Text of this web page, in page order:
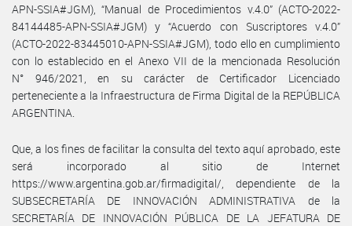
APN-SSIA#JGM), “Manual de Procedimientos v.4.0” (ACTO-2022-
84144485-APN-SSIA#JGM) y “Acuerdo con Suscriptores v.4.0”
(ACTO-2022-83445010-APN-SSIA#JGM), todo ello en cumplimiento
con lo establecido en el Anexo VII de la mencionada Resolución
N° 946/2021, en su carácter de Certificador Licenciado
perteneciente a la Infraestructura de Firma Digital de la REPÚBLICA
ARGENTINA.
Que, a los fines de facilitar la consulta del texto aquí aprobado, este
será incorporado al sitio de Internet
https://www.argentina.gob.ar/firmadigital/, dependiente de la
SUBSECRETARÍA DE INNOVACIÓN ADMINISTRATIVA de la
SECRETARÍA DE INNOVACIÓN PÚBLICA DE LA JEFATURA DE